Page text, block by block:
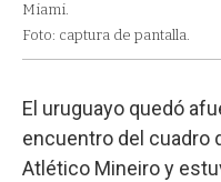
Miami.
Foto: captura de pantalla.
El uruguayo quedó
encuentro del cuadro
Atlético Mineiro y